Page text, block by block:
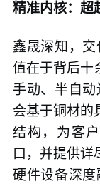
精准内核：超
鑫晟深知，
值在于背后十
手动、半自
会基于铜材的
结构，为客
口，并提供详
硬件设备深